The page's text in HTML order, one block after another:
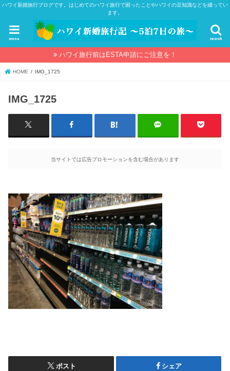
ハワイ新婚旅行ブログです。はじめてのハワイ旅行で困ったことやハワイの豆知識などを綴ってい
ます。
search
menu
ハワイ旅行前はESTA申請にご注意を！
HOME IMG_1725
IMG_1725
当サイトでは広告プロモーションを含む場合があります
ポスト シェア